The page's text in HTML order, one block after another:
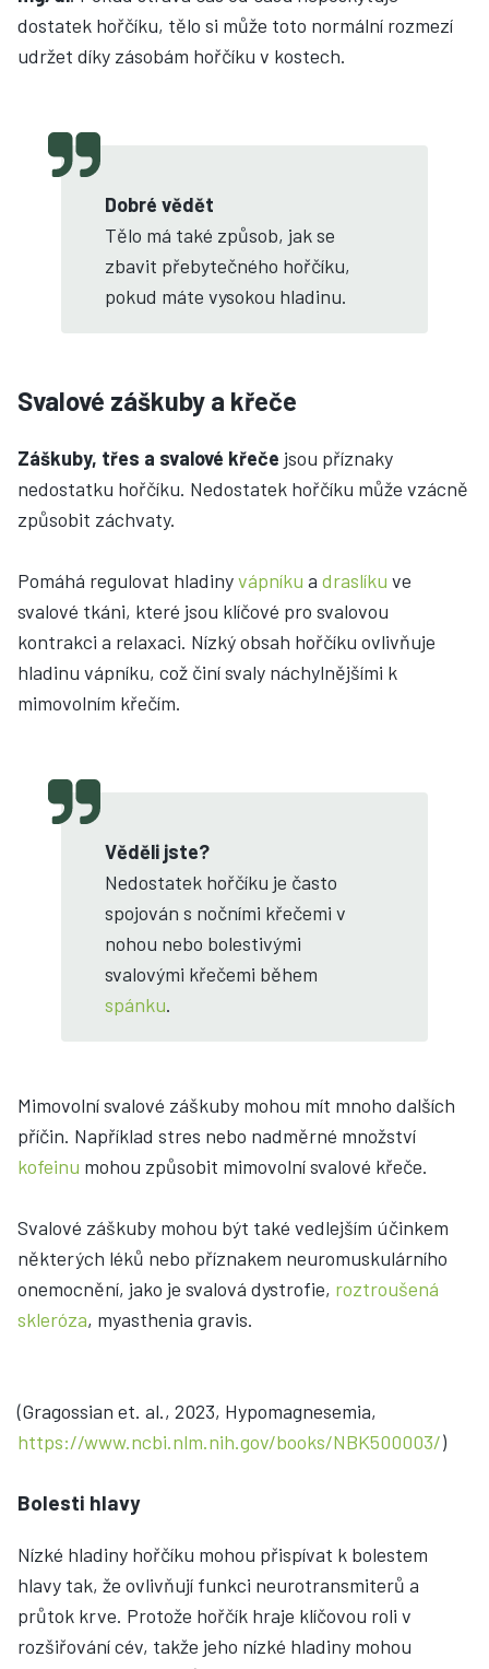
dostatek hořčíku, tělo si může toto normální rozmezí
udržet díky zásobám hořčíku v kostech.
Dobré vědět
Tělo má také způsob, jak se
zbavit přebytečného hořčíku,
pokud máte vysokou hladinu.
Svalové záškuby a křeče
Záškuby, třes a svalové křeče jsou příznaky
nedostatku hořčíku. Nedostatek hořčíku může vzácně
způsobit záchvaty.
Pomáhá regulovat hladinyvápníku a draslíku ve
svalové tkáni, které jsou klíčové pro svalovou
kontrakci a relaxaci. Nízký obsah hořčíku ovlivňuje
hladinu vápníku, což činí svaly náchylnějšími k
mimovolním křečím.
Věděli jste?
Nedostatek hořčíku je často
spojován s nočními křečemi v
nohou nebo bolestivými
svalovými křečemi během
spánku.
Mimovolní svalové záškuby mohou mít mnoho dalších
příčin. Například stres nebo nadměrné množství
kofeinu mohou způsobit mimovolní svalové křeče.
Svalové záškuby mohou být také vedlejším účinkem
některých léků nebo příznakem neuromuskulárního
onemocnění, jako je svalová dystrofie, roztroušená
skleróza, myasthenia gravis.
(Gragossian et. al., 2023, Hypomagnesemia,
https://www.ncbi.nlm.nih.gov/books/NBK500003/)
Bolesti hlavy
Nízké hladiny hořčíku mohou přispívat k bolestem
hlavy tak, že ovlivňují funkci neurotransmiterů a
průtok krve. Protože hořčík hraje klíčovou roli v
rozšiřování cév, takže jeho nízké hladiny mohou